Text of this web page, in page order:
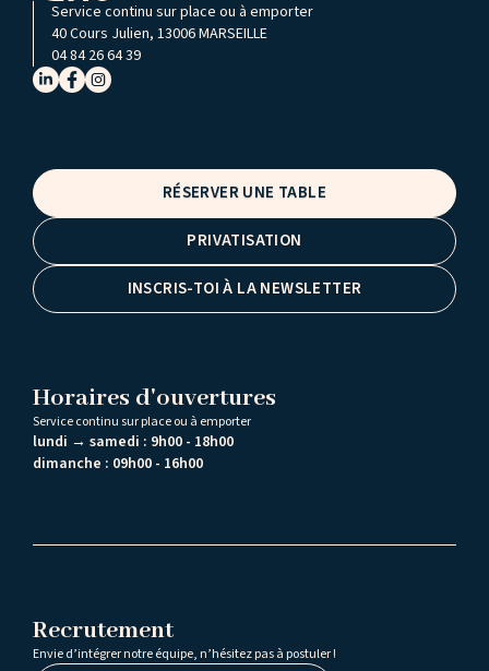
Service continu sur place ou à emporter
40 Cours Julien, 13006 MARSEILLE
04 84 26 64 39
RÉSERVER UNE TABLE
PRIVATISATION
INSCRIS-TOI À LA NEWSLETTER
Recrutement
Envie d’intégrer notre équipe, n’hésitez pas à postuler !
Horaires d'ouvertures
Service continu sur place ou à emporter
lundi → samedi : 9h00 - 18h00
dimanche : 09h00 - 16h00